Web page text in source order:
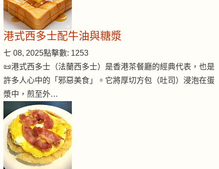
港式西多士配牛油與糖漿
七 08, 2025點擊數: 1253
📜港式西多士（法蘭西多士）是香港茶餐廳的經典代表，也是
許多人心中的「邪惡美食」。它將厚切方包（吐司）浸泡在蛋
漿中，煎至外…